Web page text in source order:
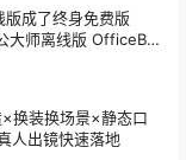
成了终身免费版
大师离线版 OfficeBo
换装换场景×静态口
人出镜快速落地